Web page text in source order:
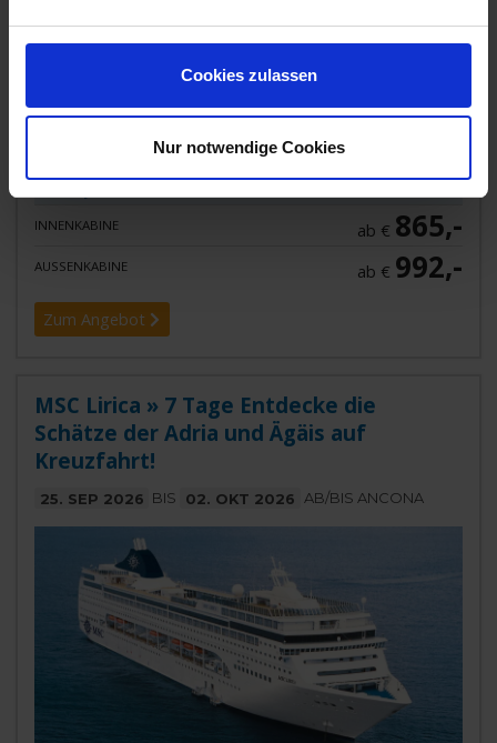
Cookies zulassen
Nur notwendige Cookies
Griechenland, Italien, Montenegro
Bestpreis
INNENKABINE ab € 865,-
AUSSENKABINE ab € 992,-
Zum Angebot
MSC Lirica » 7 Tage Entdecke die
Schätze der Adria und Ägäis auf
Kreuzfahrt!
25. SEP 2026 BIS 02. OKT 2026 AB/BIS ANCONA